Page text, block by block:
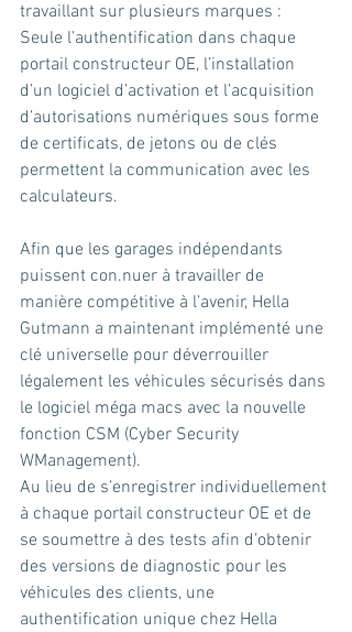
travaillant sur plusieurs marques :
Seule l’authentification dans chaque
portail constructeur OE, l’installation
d’un logiciel d’activation et l’acquisition
d’autorisations numériques sous forme
de certificats, de jetons ou de clés
permettent la communication avec les
calculateurs.
Afin que les garages indépendants
puissent con.nuer à travailler de
manière compétitive à l’avenir, Hella
Gutmann a maintenant implémenté une
clé universelle pour déverrouiller
légalement les véhicules sécurisés dans
le logiciel méga macs avec la nouvelle
fonction CSM (Cyber Security
WManagement).
Au lieu de s’enregistrer individuellement
à chaque portail constructeur OE et de
se soumettre à des tests afin d’obtenir
des versions de diagnostic pour les
véhicules des clients, une
authentification unique chez Hella